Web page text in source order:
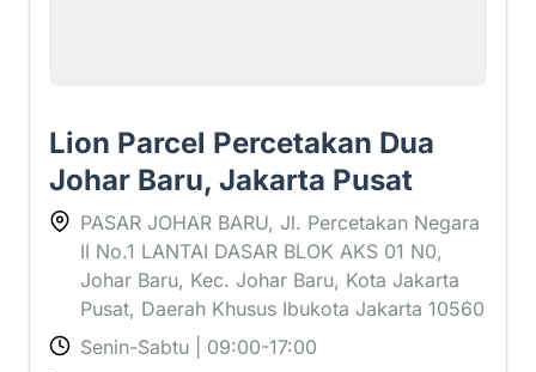
Lion Parcel Percetakan Dua
Johar Baru, Jakarta Pusat
PASAR JOHAR BARU, Jl. Percetakan Negara
II No.1 LANTAI DASAR BLOK AKS 01 N0,
Johar Baru, Kec. Johar Baru, Kota Jakarta
Pusat, Daerah Khusus Ibukota Jakarta 10560
Senin-Sabtu | 09:00-17:00